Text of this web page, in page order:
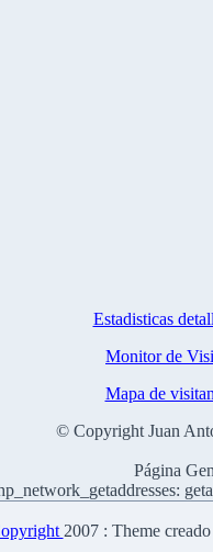
Estadisticas
Monitor de
Mapa de
© Copyright Juan
Página
2007 : Theme